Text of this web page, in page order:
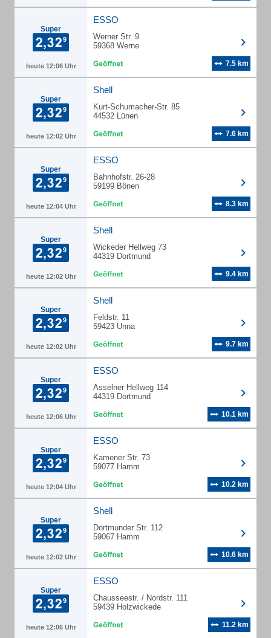
Super
heute 12:06 Uhr
ESSO
Werner Str. 9
59368 Werne
7.5 km
Super
heute 12:02 Uhr
Shell
Kurt-Schumacher-Str. 85
44532 Lünen
7.6 km
Super
heute 12:04 Uhr
ESSO
Bahnhofstr. 26-28
59199 Bönen
8.3 km
Super
heute 12:02 Uhr
Shell
Wickeder Hellweg 73
44319 Dortmund
9.4 km
Super
heute 12:02 Uhr
Shell
Feldstr. 11
59423 Unna
9.7 km
Super
heute 12:06 Uhr
ESSO
Asselner Hellweg 114
44319 Dortmund
10.1 km
Super
heute 12:04 Uhr
ESSO
Kamener Str. 73
59077 Hamm
10.2 km
Super
heute 12:02 Uhr
Shell
Dortmunder Str. 112
59067 Hamm
10.6 km
Super
heute 12:06 Uhr
ESSO
Chausseestr. / Nordstr. 111
59439 Holzwickede
11.2 km